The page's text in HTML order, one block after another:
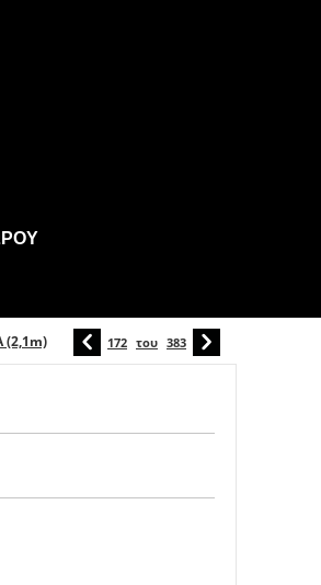
(2,1m) 172 του 383